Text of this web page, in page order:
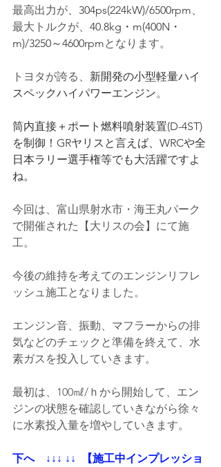
最高出力が、 304ps(224kW)/6500rpm、
最大トルクが、 40.8kg・m(400N・
m)/3250～4600rpmとなります。
トヨタが誇る、 新開発の小型軽量ハイ
スペックハイパワーエンジン。
筒内直接＋ポート燃料噴射装置(D-4ST)
を制御！GRヤリスと言えば、WRCや全
日本ラリー選手権等でも大活躍ですよ
ね。
今回は、富山県射水市・海王丸パーク
で開催された【大リスの会】にて施
工。
今後の維持を考えてのエンジンリフレ
ッシュ施工となりました。
エンジン音、振動、マフラーからの排
気などのチェックと準備を終えて、水
素ガスを投入していきます。
最初は、100㎖/ｈから開始して、エン
ジンの状態を確認していきながら徐々
に水素投入量を増やしていきます。
下へ    ↓↓↓ ↓↓  【施工中インプレッショ